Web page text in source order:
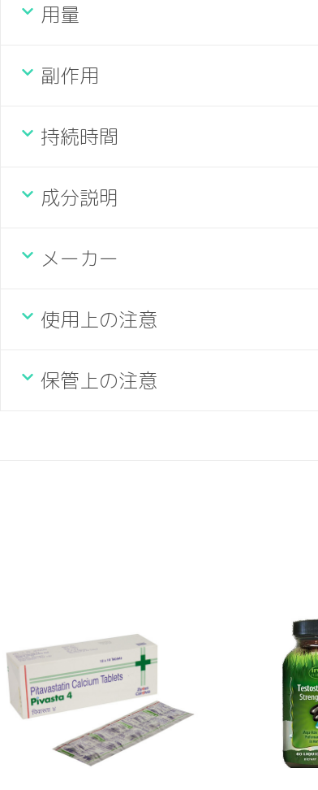
用量
副作用
持続時間
成分説明
メーカー
使用上の注意
保管上の注意